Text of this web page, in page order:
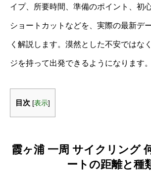
イプ、所要時間、準備のポイント、初
ショートカットなどを、実際の最新デ
く解説します。漠然とした不安ではな
ジを持って出発できるようになります。
目次 [表示]
霞ヶ浦 一周 サイクリング
ートの距離と種